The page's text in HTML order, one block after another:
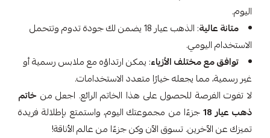
اليوم.
متانة عالية
: الذهب عيار 18 يضمن لك جودة تدوم وتتحمل
الاستخدام اليومي.
توافق مع مختلف الأزياء: يمكن ارتداؤه مع ملابس رسمية أو
غير رسمية، مما يجعله خيارًا متعدد الاستخدامات.
لا تفوت الفرصة للحصول على هذا الخاتم الرائع. اجعل من خاتم
ذهب عيار 18
جزءًا من مجموعتك اليوم، واستمتع بإطلالة فريدة
تميزك عن الآخرين. تسوق الآن وكن جزءًا من عالم الأناقة!